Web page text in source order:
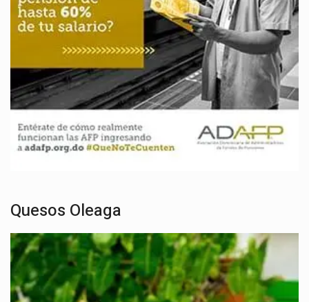
Quesos Oleaga